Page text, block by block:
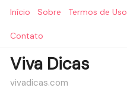
Início Sobre Termos de Uso
Contato
Viva Dicas
vivadicas.com